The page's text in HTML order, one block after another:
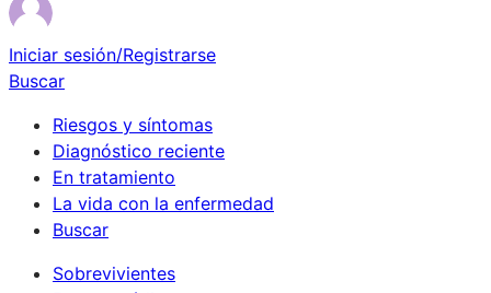
Iniciar sesión/Registrarse
Buscar
Riesgos y síntomas
Diagnóstico reciente
En tratamiento
La vida con la enfermedad
Buscar
Sobrevivientes